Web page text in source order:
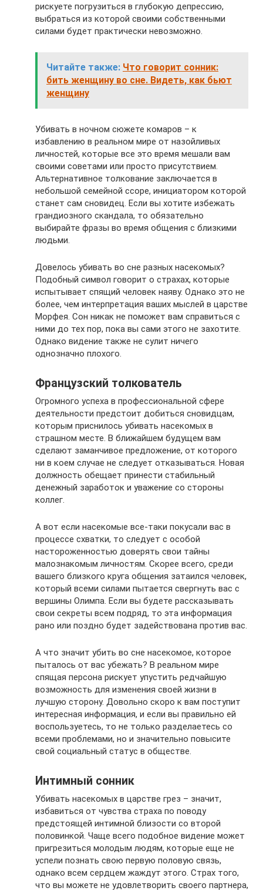
рискуете погрузиться в глубокую депрессию,
выбраться из которой своими собственными
силами будет практически невозможно.
Читайте также: Что говорит сонник:
бить женщину во сне. Видеть, как бьют
женщину
Убивать в ночном сюжете комаров – к
избавлению в реальном мире от назойливых
личностей, которые все это время мешали вам
своими советами или просто присутствием.
Альтернативное толкование заключается в
небольшой семейной ссоре, инициатором которой
станет сам сновидец. Если вы хотите избежать
грандиозного скандала, то обязательно
выбирайте фразы во время общения с близкими
людьми.
Довелось убивать во сне разных насекомых?
Подобный символ говорит о страхах, которые
испытывает спящий человек наяву. Однако это не
более, чем интерпретация ваших мыслей в царстве
Морфея. Сон никак не поможет вам справиться с
ними до тех пор, пока вы сами этого не захотите.
Однако видение также не сулит ничего
однозначно плохого.
Французский толкователь
Огромного успеха в профессиональной сфере
деятельности предстоит добиться сновидцам,
которым приснилось убивать насекомых в
страшном месте. В ближайшем будущем вам
сделают заманчивое предложение, от которого
ни в коем случае не следует отказываться. Новая
должность обещает принести стабильный
денежный заработок и уважение со стороны
коллег.
А вот если насекомые все-таки покусали вас в
процессе схватки, то следует с особой
настороженностью доверять свои тайны
малознакомым личностям. Скорее всего, среди
вашего близкого круга общения затаился человек,
который всеми силами пытается свергнуть вас с
вершины Олимпа. Если вы будете рассказывать
свои секреты всем подряд, то эта информация
рано или поздно будет задействована против вас.
А что значит убить во сне насекомое, которое
пыталось от вас убежать? В реальном мире
спящая персона рискует упустить редчайшую
возможность для изменения своей жизни в
лучшую сторону. Довольно скоро к вам поступит
интересная информация, и если вы правильно ей
воспользуетесь, то не только разделаетесь со
всеми проблемами, но и значительно повысите
свой социальный статус в обществе.
Интимный сонник
Убивать насекомых в царстве грез – значит,
избавиться от чувства страха по поводу
предстоящей интимной близости со второй
половинкой. Чаще всего подобное видение может
пригрезиться молодым людям, которые еще не
успели познать свою первую половую связь,
однако всем сердцем жаждут этого. Страх того,
что вы можете не удовлетворить своего партнера,